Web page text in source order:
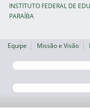
INSTITUTO FEDERAL DE
PARAÍBA
Equipe Missão e Visão